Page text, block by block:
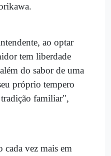
ao optar
tem liberdade
do sabor de uma
próprio tempero
tradição familiar",
cada vez mais em